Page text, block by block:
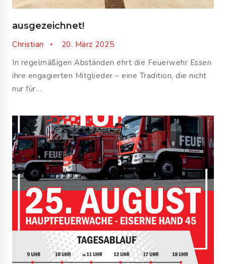
ausgezeichnet!
Christian
20. März 2025
In regelmäßigen Abständen ehrt die Feuerwehr Essen
ihre engagierten Mitglieder – eine Tradition, die nicht
nur für…